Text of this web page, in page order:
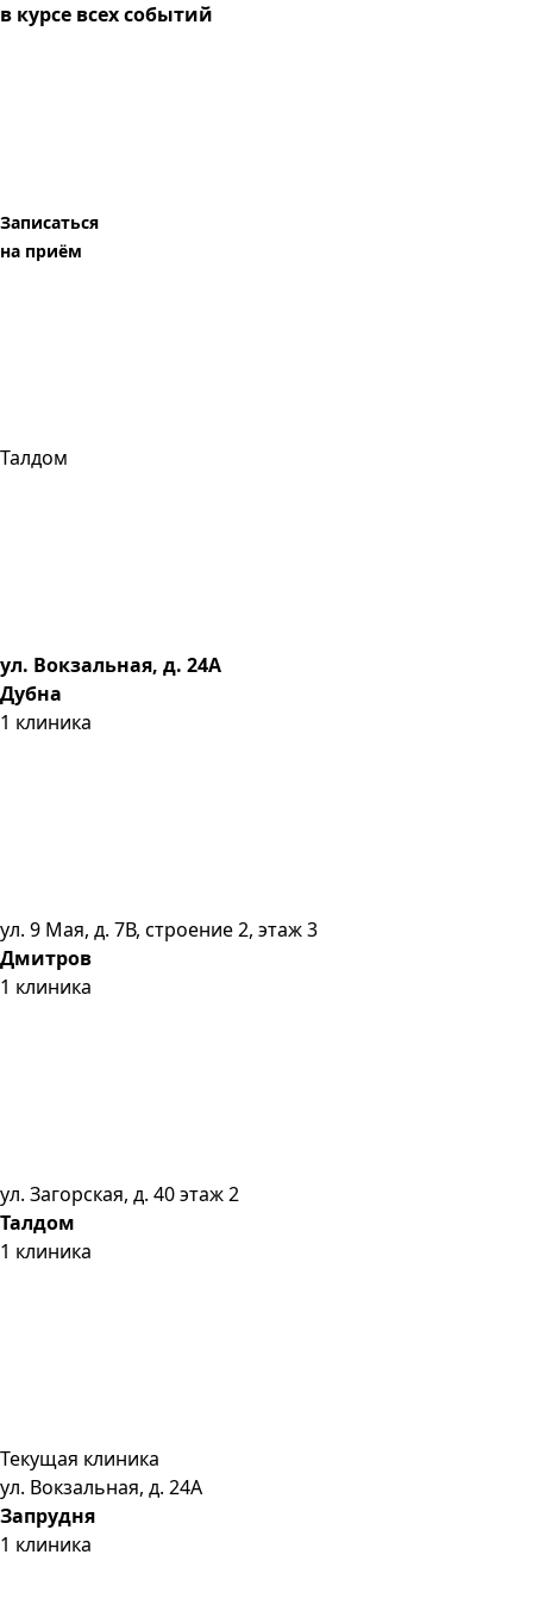
в курсе всех событий
Записаться
на приём
Талдом
ул. Вокзальная, д. 24А
Дубна
1 клиника
ул. 9 Мая, д. 7В, строение 2, этаж 3
Дмитров
1 клиника
ул. Загорская, д. 40 этаж 2
Талдом
1 клиника
Текущая клиника
ул. Вокзальная, д. 24А
Запрудня
1 клиника